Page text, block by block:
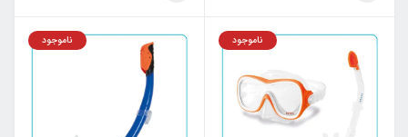
ناموجود ناموجود